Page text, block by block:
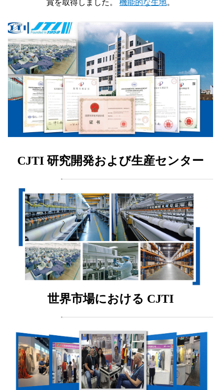
賞を取得しました。 機能的な生地。
CJTI 研究開発および生産センター
世界市場における CJTI